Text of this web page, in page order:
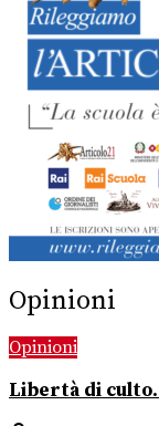
Opinioni
Opinioni
Libertà di